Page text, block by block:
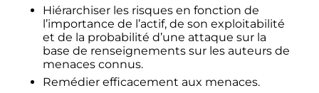
Hiérarchiser les risques en fonction de
l’importance de l’actif, de son exploitabilité
et de la probabilité d’une attaque sur la
base de renseignements sur les auteurs de
menaces connus.
Remédier efficacement aux menaces.